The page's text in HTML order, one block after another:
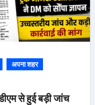
अपना शहर
से हुई बड़ी जांच